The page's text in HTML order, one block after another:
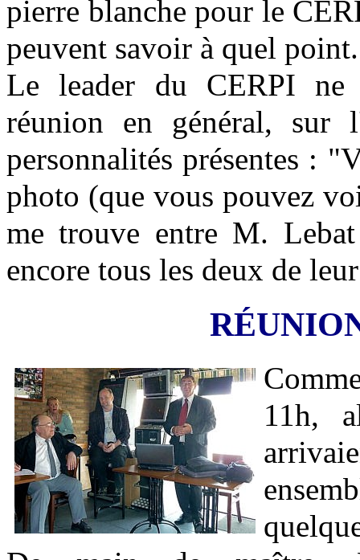
pierre blanche pour le
peuvent savoir à quel
Le leader du CERPI ne
réunion en général, sur
personnalités présentes :
photo (que vous pouvez
me trouve entre M.
encore tous les deux de
11h,